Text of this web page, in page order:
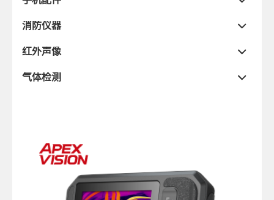
消防仪器
红外声像
气体检测